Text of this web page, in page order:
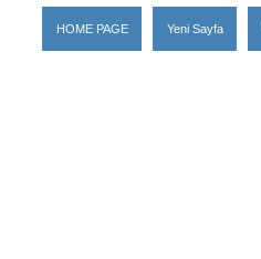
HOME PAGE Yeni Sayfa